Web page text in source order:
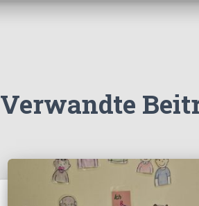
Verwandte